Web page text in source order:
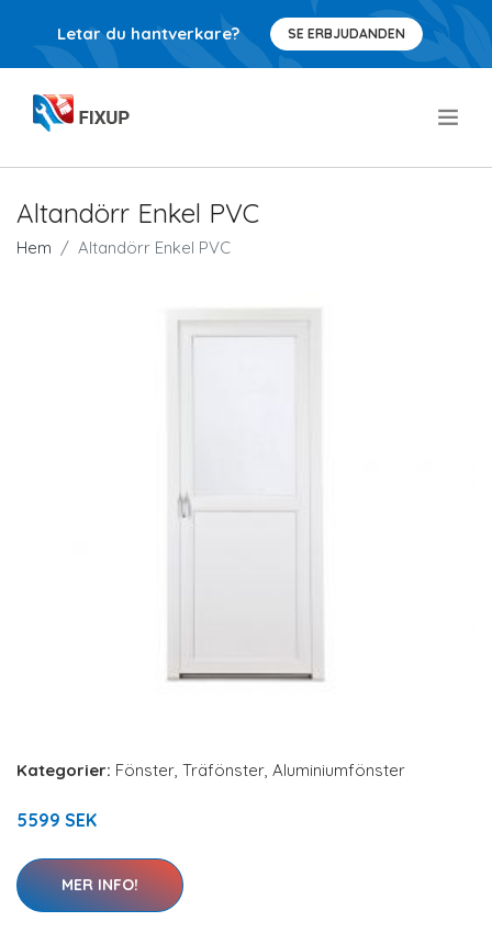
Letar du hantverkare? SE ERBJUDANDEN
Altandörr Enkel PVC
Hem Altandörr Enkel PVC
Kategorier: Fönster, Träfönster, Aluminiumfönster
5599 SEK
MER INFO!